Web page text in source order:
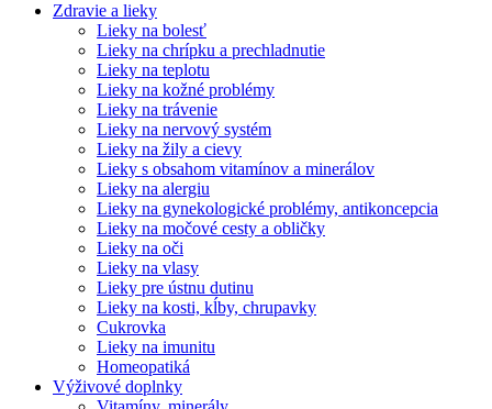
Zdravie a lieky
Lieky na bolesť
Lieky na chrípku a prechladnutie
Lieky na teplotu
Lieky na kožné problémy
Lieky na trávenie
Lieky na nervový systém
Lieky na žily a cievy
Lieky s obsahom vitamínov a minerálov
Lieky na alergiu
Lieky na gynekologické problémy, antikoncepcia
Lieky na močové cesty a obličky
Lieky na oči
Lieky na vlasy
Lieky pre ústnu dutinu
Lieky na kosti, kĺby, chrupavky
Cukrovka
Lieky na imunitu
Homeopatiká
Výživové doplnky